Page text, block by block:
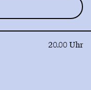
20.00 Uhr